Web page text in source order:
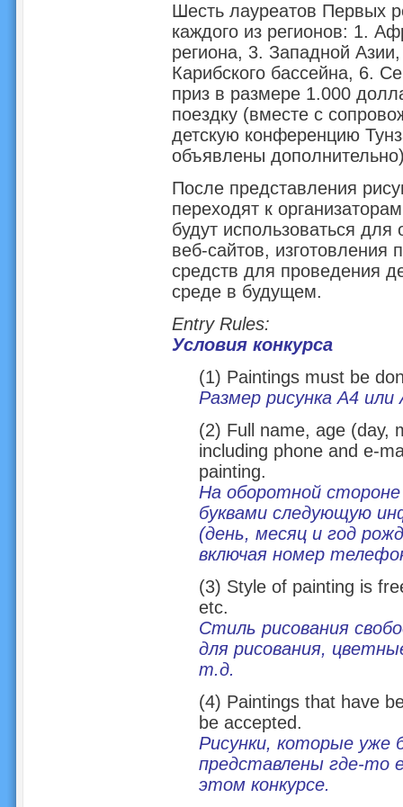
Шесть лауреатов Первых
каждого из регионов: 1.
региона, 3. Западной
Карибского бассейна, 6.
приз в размере 1.000
поездку (вместе с
детскую конференцию
объявлены
После представления
переходят к
будут использоваться
веб-сайтов, изготовления
средств для проведения
среде в будущем.
Entry Rules:
Условия конкурса
(1) Paintings must be
Размер рисунка А4 или
(2) Full name, age (day,
including phone and e-
painting.
На оборотной
буквами следующую
(день, месяц и год
включая номер
(3) Style of painting is
etc.
Стиль рисования
для рисования,
т.д.
(4) Paintings that have
be accepted.
Рисунки, которые уже
представлены где-то
этом конкурсе.